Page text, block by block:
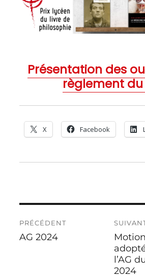
Présentation des
règlement du
X Facebook
de
PRÉCÉDENT
Publication
AG 2024
l’AG
2024